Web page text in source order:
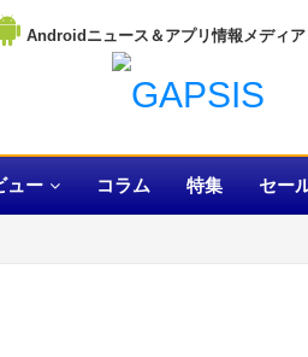
Androidニュース＆アプリ情報メディア
ュー コラム 特集 セー